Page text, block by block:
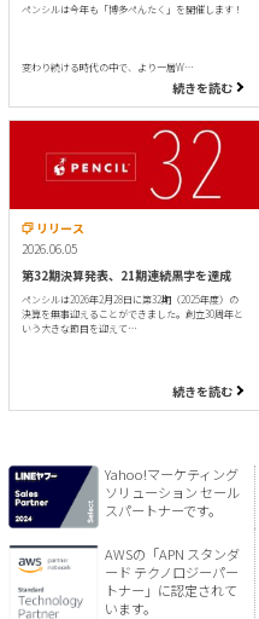
ペンシルは今年も「博多ぺんたく」を開催します！
変わり続ける時代の中で、より一層W…
続きを読む
リリース
2026.06.05
第32期決算発表、21期連続黒字を達成
ペンシルは2026年2月28日に第32期（2025年度）の
決算を無事迎えることができました。創立30周年と
いう大きな節目を迎えて…
続きを読む
Yahoo!マーケティング
ソリューション セール
スパートナーです。
AWSの「APN スタンダ
ード テクノロジーパー
トナー」に認定されて
います。